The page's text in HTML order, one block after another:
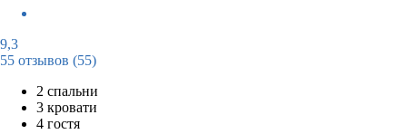
9,3
55 отзывов (55)
2 спальни
3 кровати
4 гостя